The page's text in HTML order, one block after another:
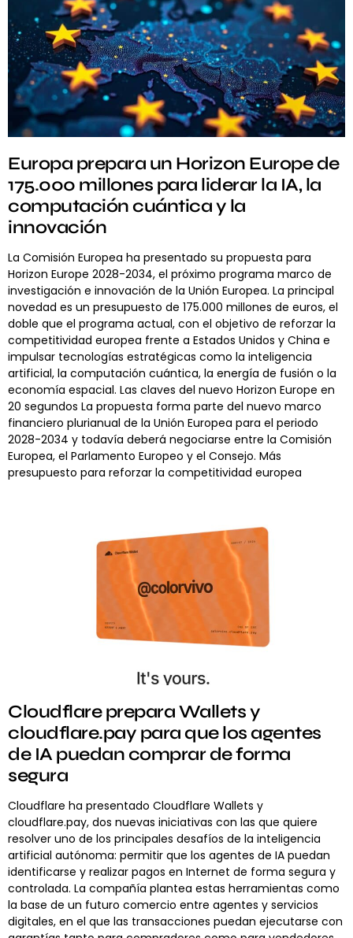
Europa prepara un Horizon Europe de
175.000 millones para liderar la IA, la
computación cuántica y la
innovación
La Comisión Europea ha presentado su propuesta para
Horizon Europe 2028-2034, el próximo programa marco de
investigación e innovación de la Unión Europea. La principal
novedad es un presupuesto de 175.000 millones de euros, el
doble que el programa actual, con el objetivo de reforzar la
competitividad europea frente a Estados Unidos y China e
impulsar tecnologías estratégicas como la inteligencia
artificial, la computación cuántica, la energía de fusión o la
economía espacial. Las claves del nuevo Horizon Europe en
20 segundos La propuesta forma parte del nuevo marco
financiero plurianual de la Unión Europea para el periodo
2028-2034 y todavía deberá negociarse entre la Comisión
Europea, el Parlamento Europeo y el Consejo. Más
presupuesto para reforzar la competitividad europea
Cloudflare prepara Wallets y
cloudflare.pay para que los agentes
de IA puedan comprar de forma
segura
Cloudflare ha presentado Cloudflare Wallets y
cloudflare.pay, dos nuevas iniciativas con las que quiere
resolver uno de los principales desafíos de la inteligencia
artificial autónoma: permitir que los agentes de IA puedan
identificarse y realizar pagos en Internet de forma segura y
controlada. La compañía plantea estas herramientas como
la base de un futuro comercio entre agentes y servicios
digitales, en el que las transacciones puedan ejecutarse con